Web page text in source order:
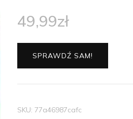
49,99zł
SPRAWDŹ SAM!
SKU: 77a46987cafc